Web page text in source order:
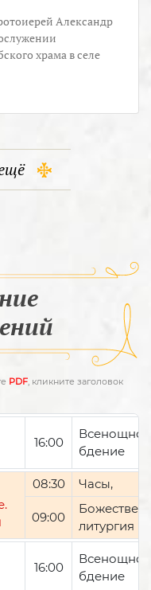
Александр
храма в селе
PDF, кликните заголовок
16:00
Всенощное
бдение
08:30 Часы,
09:00
литургия
16:00
Всенощное
бдение